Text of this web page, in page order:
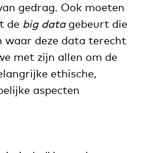
gedrag. Ook moeten
de big datagebeurt die
waar deze data terecht
met zijn allen om de
ethische,
aspecten